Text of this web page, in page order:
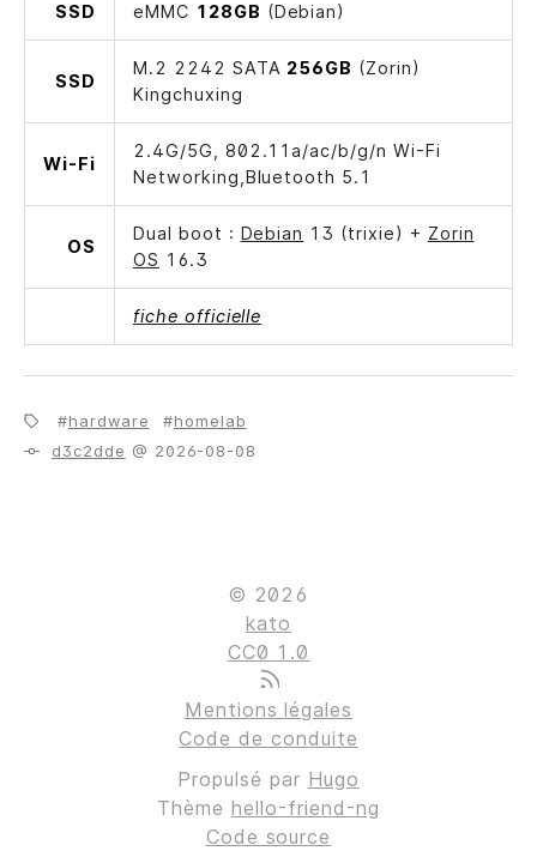
SSD eMMC 128GB (Debian)
SSD
M.2 2242 SATA 256GB (Zorin)
Kingchuxing
Wi-Fi
2.4G/5G, 802.11a/ac/b/g/n Wi-Fi
Networking,Bluetooth 5.1
OS
Dual boot : Debian 13 (trixie) + Zorin
OS 16.3
fiche officielle
hardware
homelab
d3c2dde @ 2026-08-08
© 2026
kato
CC0 1.0
Mentions légales
Code de conduite
Propulsé par Hugo
Thèmehello-friend-ng
Code source